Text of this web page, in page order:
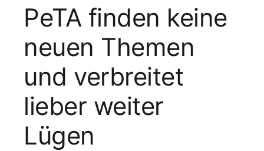
PeTA finden keine
neuen Themen
und verbreitet
lieber weiter
Lügen